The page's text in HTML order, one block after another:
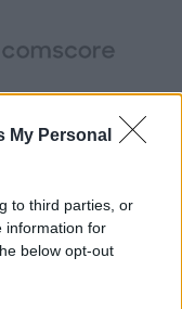
My Personal
to third parties, or
information for
below opt-out
- Testata
N. 8/2020 - RG N.